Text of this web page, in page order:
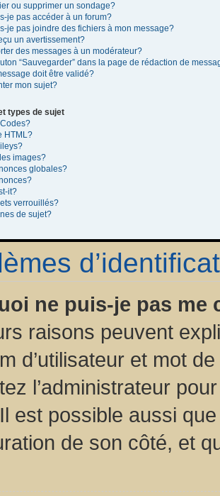
ou supprimer un sondage?
je pas accéder à un forum?
je pas joindre des fichiers à mon message?
un avertissement?
des messages à un modérateur?
“Sauvegarder” dans la page de rédaction de
doit être validé?
mon sujet?
types de sujet
HTML?
images?
globales?
it?
verrouillés?
de sujet?
ne puis-je pas me
raisons peuvent
d’utilisateur et mot
l’administrateur
est possible aussi
de son côté, et